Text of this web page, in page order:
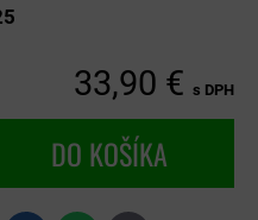
33,90 € s DPH
DO KOŠÍKA